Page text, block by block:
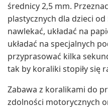
średnicy 2,5 mm.
plastycznych dla dzieci
nawlekać, układać na
układać na specjalnych
przyprasować kilka
tak by koraliki stopiły się
Zabawa z koralikami do
zdolności motorycznych